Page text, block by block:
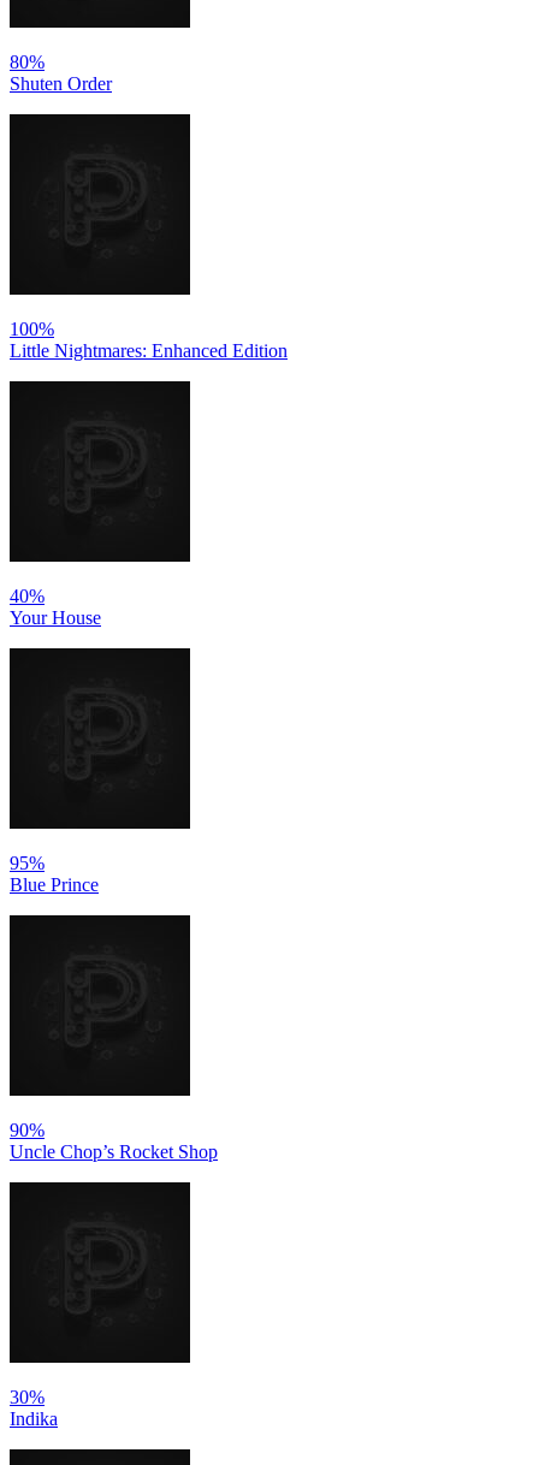
80%
Shuten Order
100%
Little Nightmares: Enhanced Edition
40%
Your House
95%
Blue Prince
90%
Uncle Chop’s Rocket Shop
30%
Indika